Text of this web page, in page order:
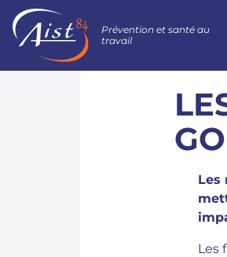
Prévention et santé au
travail
Les
Les